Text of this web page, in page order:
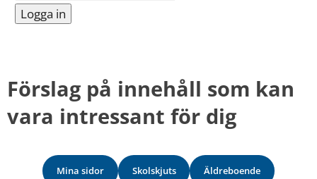
Förslag på innehåll som kan
vara intressant för dig
Mina sidor Skolskjuts Äldreboende
sidan